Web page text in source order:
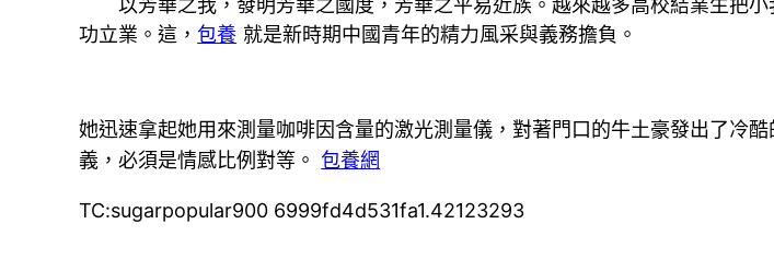
以芳華之我，發明芳華之國度，芳華之平易近族。越來越多高校結業生把
功立業。這，包養 就是新時期中國青年的精力風采與義務擔負。
她迅速拿起她用來測量咖啡因含量的激光測量儀，對著門口的牛土豪發出了冷
義，必須是情感比例對等。包養網
TC:sugarpopular900 6999fd4d531fa1.42123293